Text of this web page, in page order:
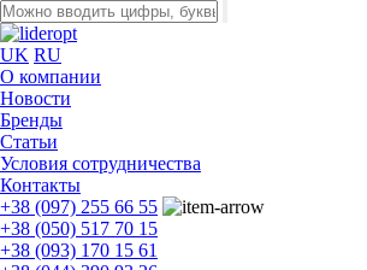
UK RU
О компании
Новости
Бренды
Статьи
Условия сотрудничества
Контакты
+38 (097) 255 66 55
+38 (050) 517 70 15
+38 (093) 170 15 61